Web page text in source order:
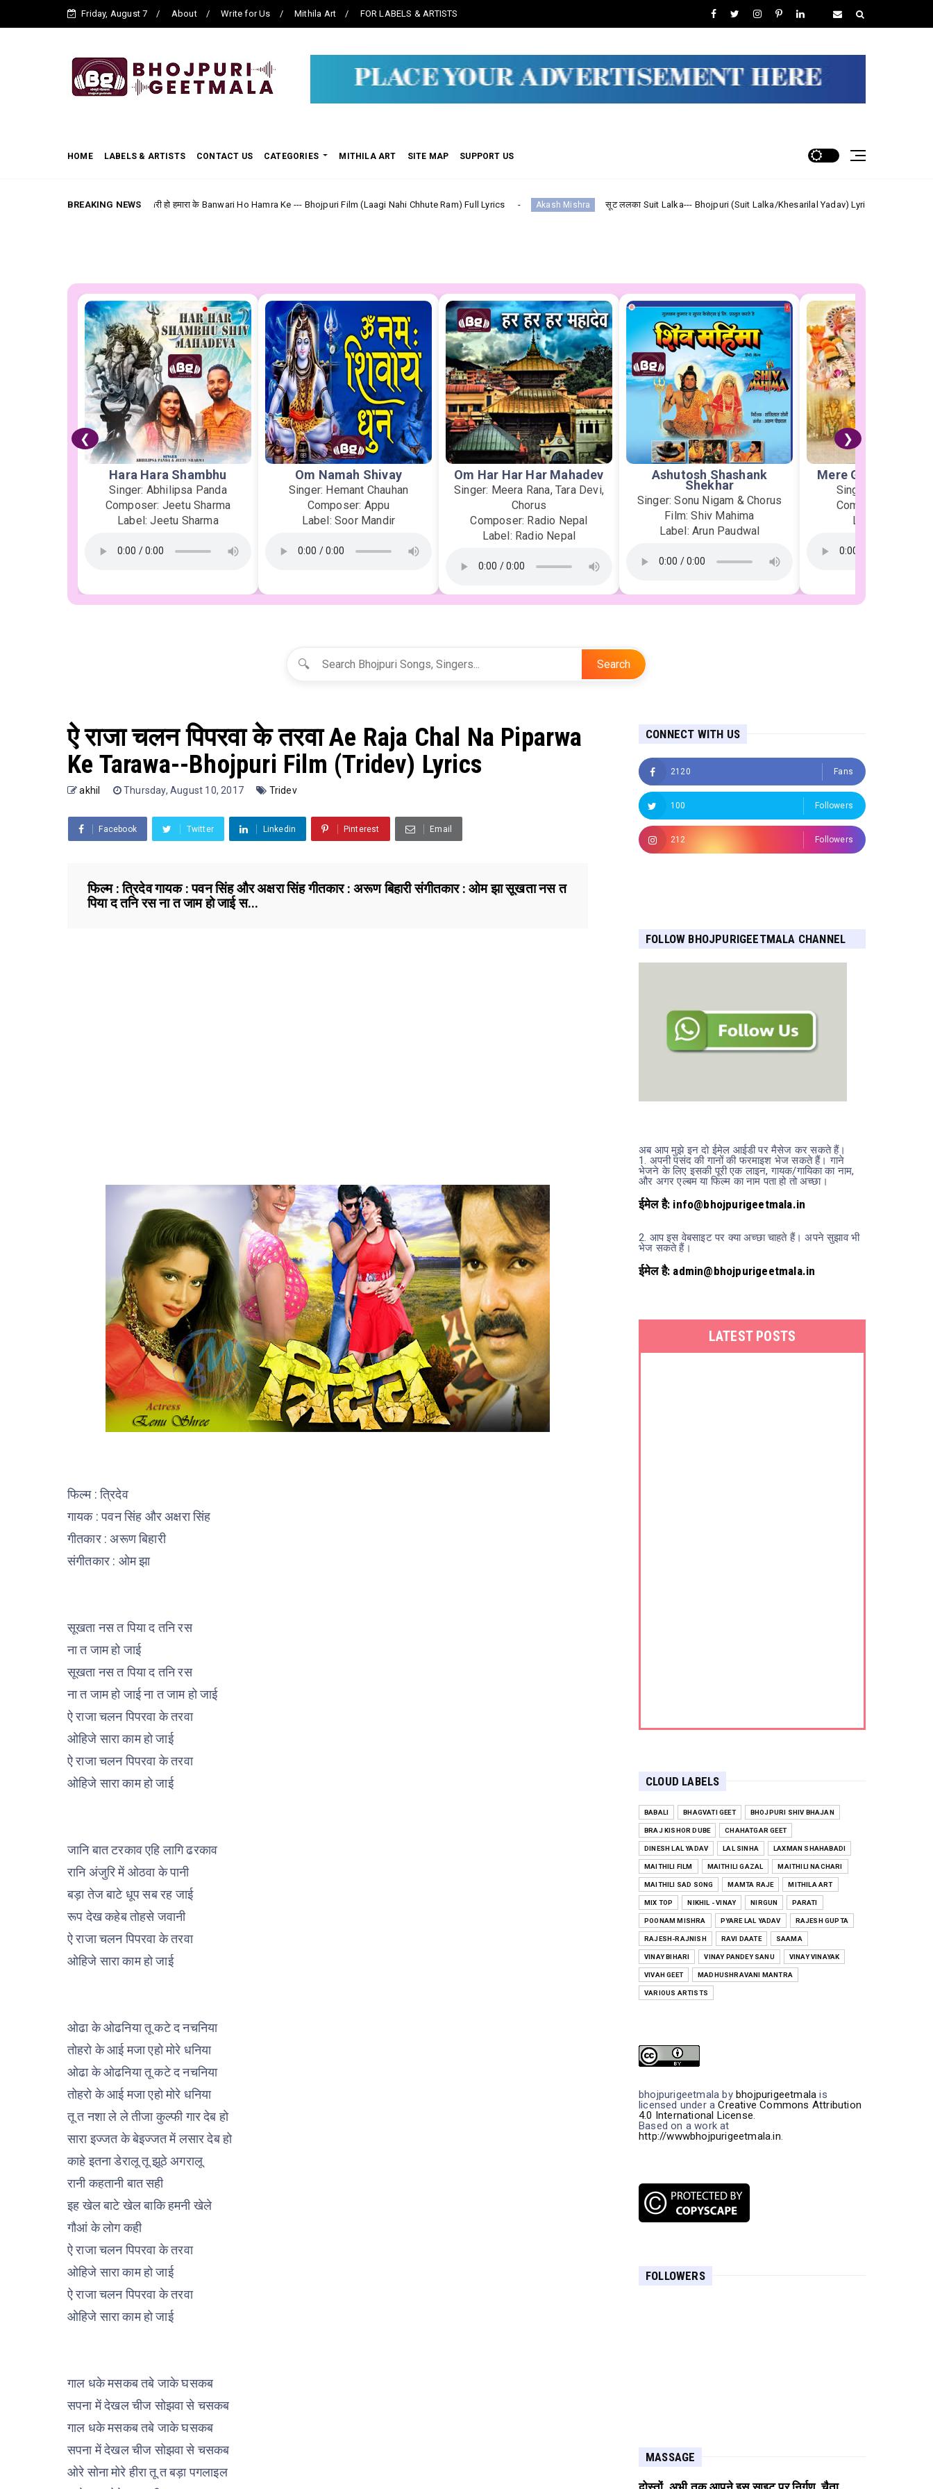
Friday, August 7 About Write for Us Mithila Art FOR LABELS & ARTISTS
HOME LABELS & ARTISTS CONTACT US CATEGORIES MITHILA ART SITE MAP SUPPORT US
BREAKING NEWS
बनवारी हो हमारा के Banwari Ho Hamra Ke --- Bhojpuri Film (Laagi Nahi Chhute Ram) Full Lyrics Akash Mishra सूट ललका Suit Lalka--- Bhojpuri (Suit Lalka/Khesarilal Yadav) Lyrics Maithili
❮ ❯
Hara Hara Shambhu
Singer: Abhilipsa Panda
Composer: Jeetu Sharma
Label: Jeetu Sharma
Om Namah Shivay
Singer: Hemant Chauhan
Composer: Appu
Label: Soor Mandir
Om Har Har Har Mahadev
Singer: Meera Rana, Tara Devi,
Chorus
Composer: Radio Nepal
Label: Radio Nepal
Ashutosh Shashank
Shekhar
Singer: Sonu Nigam & Chorus
Film: Shiv Mahima
Label: Arun Paudwal
Mere Ghar Ram
Singer: Jubin
Composer: Payal
Label: T-Series
🔍 Search
ऐ राजा चलन पिपरवा के तरवा Ae Raja Chal Na Piparwa
Ke Tarawa--Bhojpuri Film (Tridev) Lyrics
akhil Thursday, August 10, 2017 Tridev
Facebook Twitter Linkedin Pinterest Email
फिल्म : त्रिदेव गायक : पवन सिंह और अक्षरा सिंह गीतकार : अरूण बिहारी संगीतकार : ओम झा सूखता नस त
पिया द तनि रस ना त जाम हो जाई स...
फिल्म : त्रिदेव
गायक : पवन सिंह और अक्षरा सिंह
गीतकार : अरूण बिहारी
संगीतकार : ओम झा
सूखता नस त पिया द तनि रस
ना त जाम हो जाई
सूखता नस त पिया द तनि रस
ना त जाम हो जाई ना त जाम हो जाई
ऐ राजा चलन पिपरवा के तरवा
ओहिजे सारा काम हो जाई
ऐ राजा चलन पिपरवा के तरवा
ओहिजे सारा काम हो जाई
जानि बात टरकाव एहि लागि ढरकाव
रानि अंजुरि में ओठवा के पानी
बड़ा तेज बाटे धूप सब रह जाई
रूप देख कहेब तोहसे जवानी
ऐ राजा चलन पिपरवा के तरवा
ओहिजे सारा काम हो जाई
ओढा के ओढनिया तू कटे द नचनिया
तोहरो के आई मजा एहो मोरे धनिया
ओढा के ओढनिया तू कटे द नचनिया
तोहरो के आई मजा एहो मोरे धनिया
तू त नशा ले ले तीजा कुल्फी गार देब हो
सारा इज्जत के बेइज्जत में लसार देब हो
काहे इतना डेरालू तू झूठे अगरालू
रानी कहतानी बात सही
इह खेल बाटे खेल बाकि हमनी खेले
गौआं के लोग कही
ऐ राजा चलन पिपरवा के तरवा
ओहिजे सारा काम हो जाई
ऐ राजा चलन पिपरवा के तरवा
ओहिजे सारा काम हो जाई
गाल धके मसकब तबे जाके घसकब
सपना में देखल चीज सोझवा से चसकब
गाल धके मसकब तबे जाके घसकब
सपना में देखल चीज सोझवा से चसकब
ओरे सोना मोरे हीरा तू त बड़ा पगलाइल
CONNECT WITH US
2120 Fans
100 Followers
212 Followers
FOLLOW BHOJPURIGEETMALA CHANNEL
अब आप मुझे इन दो ईमेल आईडी पर मैसेज कर सकते हैं।
1. अपनी पसंद की गानों की फरमाइश भेज सकते हैं। गाने
भेजने के लिए इसकी पूरी एक लाइन, गायक/गायिका का नाम,
और अगर एल्बम या फिल्म का नाम पता हो तो अच्छा।
ईमेल है: info@bhojpurigeetmala.in
2. आप इस वेबसाइट पर क्या अच्छा चाहते हैं। अपने सुझाव भी
भेज सकते हैं।
ईमेल है: admin@bhojpurigeetmala.in
LATEST POSTS
CLOUD LABELS
BABALI BHAGVATI GEET BHOJPURI SHIV BHAJAN
BRAJ KISHOR DUBE CHAHATGAR GEET
DINESH LAL YADAV LAL SINHA LAXMAN SHAHABADI
MAITHILI FILM MAITHILI GAZAL MAITHILI NACHARI
MAITHILI SAD SONG MAMTA RAJE MITHILA ART
MIX TOP NIKHIL - VINAY NIRGUN PARATI
POONAM MISHRA PYARE LAL YADAV RAJESH GUPTA
RAJESH-RAJNISH RAVI DAATE SAAMA
VINAY BIHARI VINAY PANDEY SANU VINAY VINAYAK
VIVAH GEET MADHUSHRAVANI MANTRA
VARIOUS ARTISTS
bhojpurigeetmala bybhojpurigeetmala is
licensed under aCreative Commons Attribution
4.0 International License
Based on a work at
http://wwwbhojpurigeetmala.in
FOLLOWERS
MASSAGE